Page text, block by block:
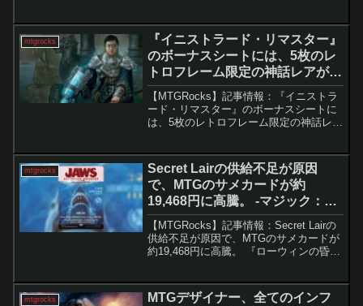
『ホームランド』だ。極端な低パワーと
奇妙...
mtgrocks
『イニストラード・リマスター』
のボーナスシートには、5枚のレ
トロフレーム限定の神話レアが誇
らしげに掲載されています。 – マ
ジック：ザ・ギャザリング
【MTGRocks】記事情報：『イニストラ
ード・リマスター』のボーナスシートに
は、5枚のレトロフレーム限定の神話レア
ニストラード・リマスター』は、過去の
名作イニスト...
mtgrocks
Secret Lairの供給不足が原因
で、MTGのサメカードが約
19,468円に高騰。 -マジック：
ザ・ギャザリング
【MTGRocks】記事情報：Secret Lairの
供給不足が原因で、MTGのサメカードが
約19,468円に高騰。 『ローウィンの昏
ど多くの部族デッキが活性化し、関連...
mtgrocks
MTGデザイナー、全てのインフ